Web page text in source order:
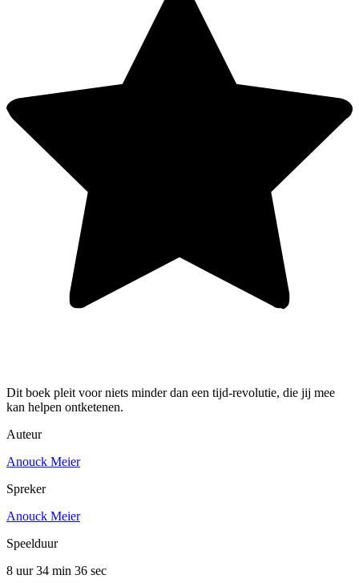
Dit boek pleit voor niets minder dan een tijd-revolutie, die jij mee
kan helpen ontketenen.
Auteur
Anouck Meier
Spreker
Anouck Meier
Speelduur
8 uur 34 min 36 sec